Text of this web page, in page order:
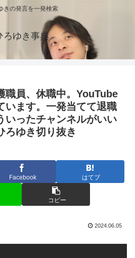
きの発言を一発検索
ろゆき事典
職員、休職中。YouTube
います。一発当てて退職
いったチャンネルがいい
ろゆき切り抜き
Facebook はてブ
コピー
2024.06.05